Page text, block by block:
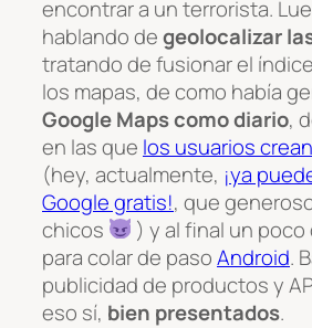
encontrar a un terrorista.
hablando degeolocalizar
tratando de fusionar el
los mapas, de como había
Google Maps como diario,
en las que los usuarios
(hey, actualmente, ¡ya
Google gratis!, que
chicos
) y al final un poco
para colar de pasoAndroid.
publicidad de productos y
eso sí, bien presentados.